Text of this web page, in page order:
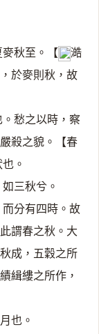
秋至。【𨻰 澔
於麥則秋，故
愁之以時，察
殺之貌。【春
。
三秋兮。
分有四時。故
謂春之秋。大
成，五穀之所
緝縷之所作，
也。